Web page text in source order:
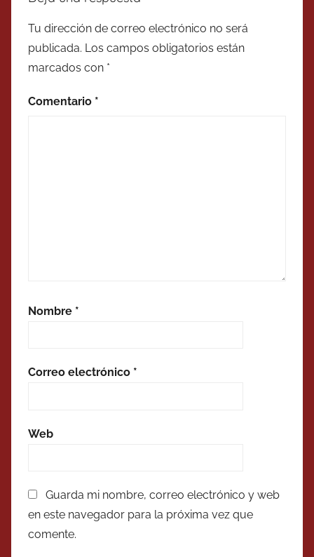
Tu dirección de correo electrónico no será
publicada. Los campos obligatorios están
marcados con *
Comentario *
Nombre *
Correo electrónico *
Web
Guarda mi nombre, correo electrónico y web
en este navegador para la próxima vez que
comente.